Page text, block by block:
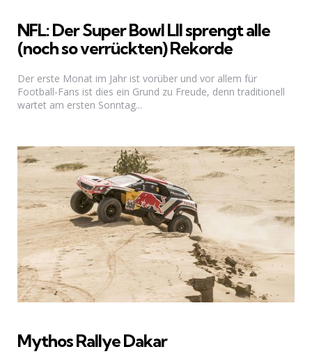
NFL: Der Super Bowl LII sprengt alle
(noch so verrückten) Rekorde
Der erste Monat im Jahr ist vorüber und vor allem für
Football-Fans ist dies ein Grund zu Freude, denn traditionell
wartet am ersten Sonntag...
Mythos Rallye Dakar